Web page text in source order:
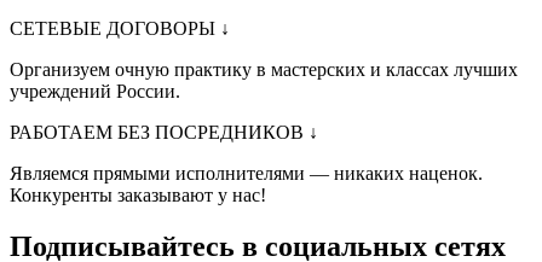
СЕТЕВЫЕ ДОГОВОРЫ ↓
Организуем очную практику в мастерских и классах лучших
учреждений России.
РАБОТАЕМ БЕЗ ПОСРЕДНИКОВ ↓
Являемся прямыми исполнителями — никаких наценок.
Конкуренты заказывают у нас!
Подписывайтесь в социальных сетях